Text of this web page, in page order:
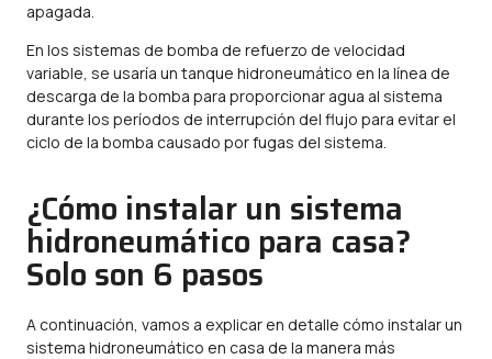
apagada.
En los sistemas de bomba de refuerzo de velocidad
variable, se usaría un tanque hidroneumático en la línea de
descarga de la bomba para proporcionar agua al sistema
durante los períodos de interrupción del flujo para evitar el
ciclo de la bomba causado por fugas del sistema.
¿Cómo instalar un sistema
hidroneumático para casa?
Solo son 6 pasos
A continuación, vamos a explicar en detalle cómo instalar un
sistema hidroneumático en casa de la manera más